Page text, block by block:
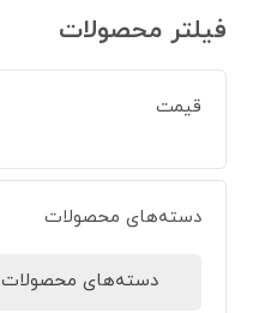
فیلتر محصولات
قیمت
دسته‌های محصولات
دسته‌های محصولات